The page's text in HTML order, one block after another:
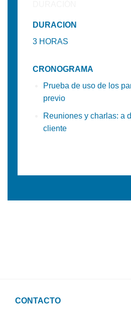
DURACION
3 HORAS
CRONOGRAMA
Prueba de uso de los
previo
Reuniones y charlas: a
cliente
CONTACTO